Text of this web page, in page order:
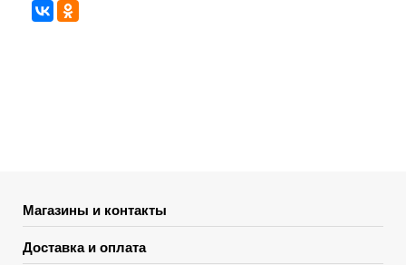
Магазины и контакты
Доставка и оплата